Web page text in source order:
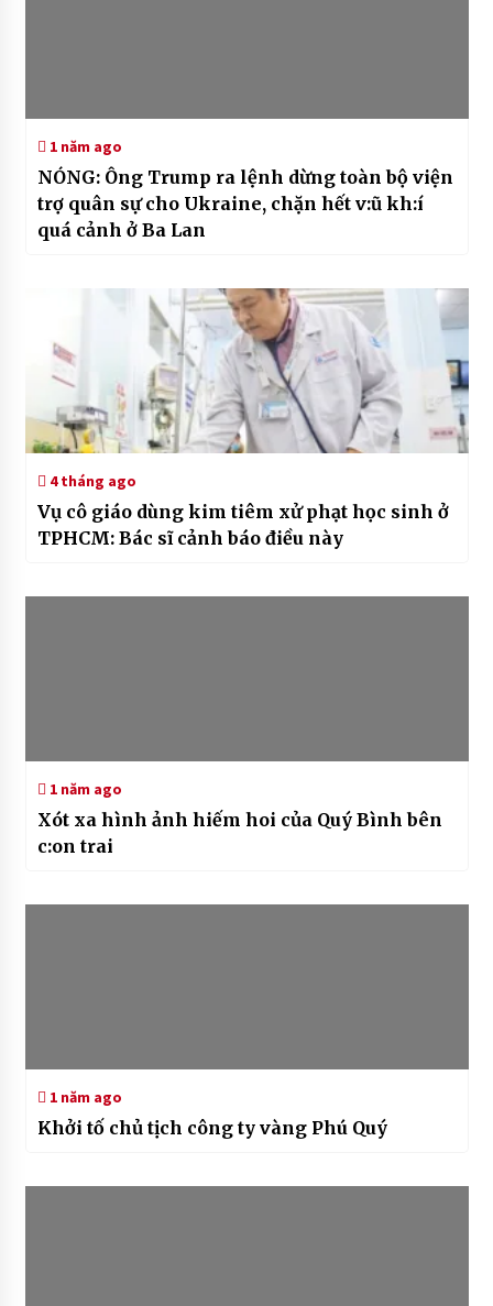
1 năm ago
NÓNG: Ông Trump ra lệnh dừng toàn bộ viện
trợ quân sự cho Ukraine, chặn hết v:ũ kh:í
quá cảnh ở Ba Lan
4 tháng ago
Vụ cô giáo dùng kim tiêm xử phạt học sinh ở
TPHCM: Bác sĩ cảnh báo điều này
1 năm ago
Xót xa hình ảnh hiếm hoi của Quý Bình bên
c:on trai
1 năm ago
Khởi tố chủ tịch công ty vàng Phú Quý